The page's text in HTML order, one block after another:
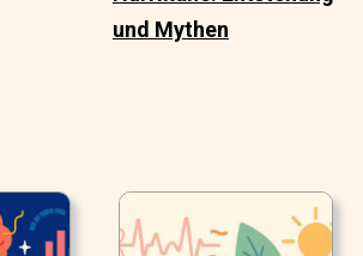
und Mythen